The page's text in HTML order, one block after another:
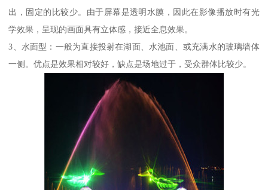
出，固定的比较少。由于屏幕是透明水膜，因此在影像播放时有光
学效果，呈现的画面具有立体感，接近全息效果。
3、水面型：一般为直接投射在湖面、水池面、或充满水的玻璃墙体
一侧。优点是效果相对较好，缺点是场地过于，受众群体比较少。